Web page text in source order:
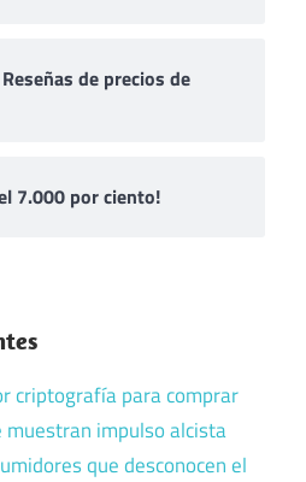
de precios de
7.000 por ciento!
criptografía para comprar
impulso alcista
que desconocen el